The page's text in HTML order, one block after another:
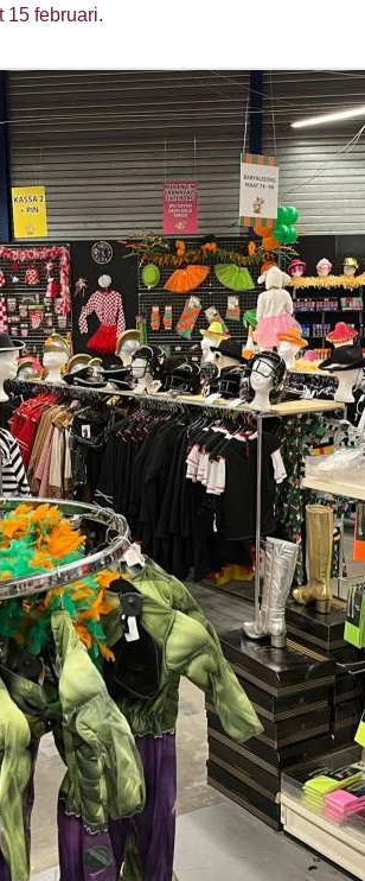
15 februari.